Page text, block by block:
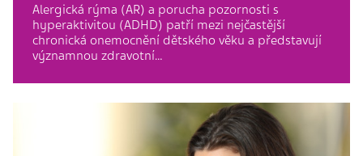
Alergická rýma (AR) a porucha pozornosti s
hyperaktivitou (ADHD) patří mezi nejčastější
chronická onemocnění dětského věku a představují
významnou zdravotní…